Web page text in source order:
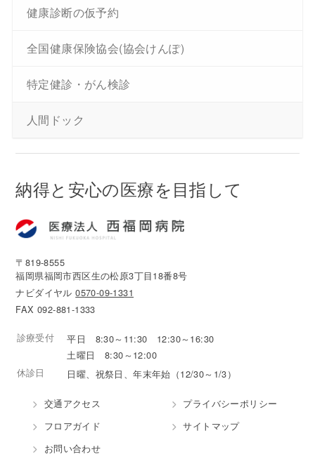
健康診断の仮予約
全国健康保険協会(協会けんぽ)
特定健診・がん検診
人間ドック
納得と安心の医療を目指して
〒819-8555
福岡県福岡市西区生の松原3丁目18番8号
ナビダイヤル0570-09-1331
FAX 092-881-1333
診療受付
平日 8:30～11:30 12:30～16:30
土曜日 8:30～12:00
休診日
日曜、祝祭日、年末年始（12/30～1/3）
交通アクセス
フロアガイド
お問い合わせ
プライバシーポリシー
サイトマップ